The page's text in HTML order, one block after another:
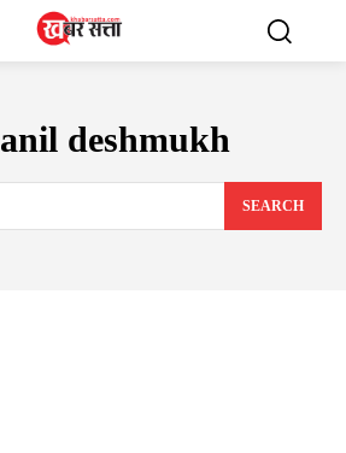
anil deshmukh
SEARCH